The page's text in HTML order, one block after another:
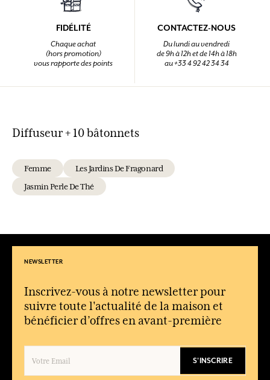
FIDÉLITÉ
Chaque achat
(hors promotion)
vous rapporte des points
CONTACTEZ-NOUS
Du lundi au vendredi
de 9h à 12h et de 14h à 18h
au +33 4 92 42 34 34
Diffuseur + 10 bâtonnets
Femme
Les Jardins De Fragonard
Jasmin Perle De Thé
NEWSLETTER
Inscrivez-vous à notre newsletter pour
suivre toute l'actualité de la maison et
bénéficier d’offres en avant-première
S'INSCRIRE